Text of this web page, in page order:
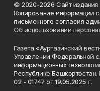
© 2020-2026 Сайт издания
Копирование информации
письменного согласия
Об использовании
Газета «Аургазинский
Управлении Федеральной
информационных
Республике
02 - 01747 от 19.05.2025 г.